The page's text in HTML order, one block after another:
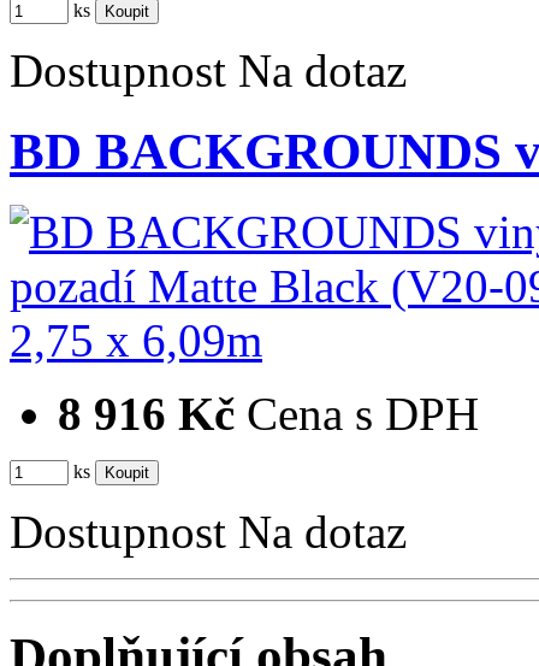
ks
Dostupnost Na dotaz
BD BACKGROUNDS
8 916 Kč Cena s DPH
ks
Dostupnost Na dotaz